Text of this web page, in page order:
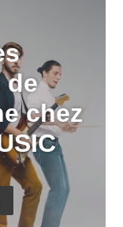
de
chez